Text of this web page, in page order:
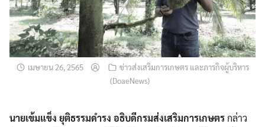
เมษายน 26, 2565
ข่าวส่งเสริมการเกษตร และภารกิจผู้บริหาร
(DoaeNews)
นายเข้มแข็ง ยุติธรรมดำรง อธิบดีกรมส่งเสริมการเกษตรกล่าว